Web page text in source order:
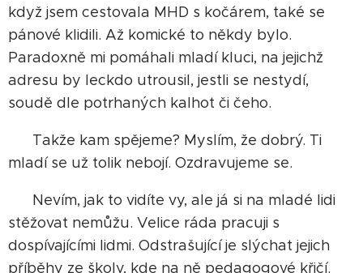
když jsem cestovala MHD s kočárem, také se
pánové klidili. Až komické to někdy bylo.
Paradoxně mi pomáhali mladí kluci, na jejichž
adresu by leckdo utrousil, jestli se nestydí,
soudě dle potrhaných kalhot či čeho.
Takže kam spějeme? Myslím, že dobrý. Ti
mladí se už tolik nebojí. Ozdravujeme se.
Nevím, jak to vidíte vy, ale já si na mladé lidi
stěžovat nemůžu. Velice ráda pracuji s
dospívajícími lidmi. Odstrašující je slýchat jejich
příběhy ze školy, kde na ně pedagogové křičí.